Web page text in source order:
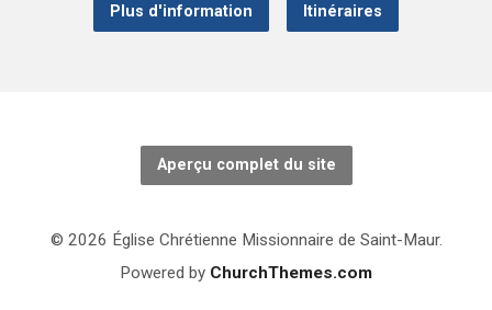
Plus d'information Itinéraires
Aperçu complet du site
© 2026 Église Chrétienne Missionnaire de Saint-Maur.
Powered by ChurchThemes.com